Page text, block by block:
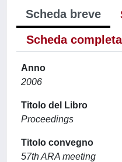
Scheda breve
Scheda
Anno
2006
Titolo del Libro
Proceedings
Titolo convegno
57th ARA meeting